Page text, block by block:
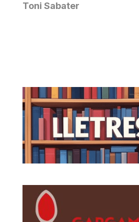
Toni Sabater